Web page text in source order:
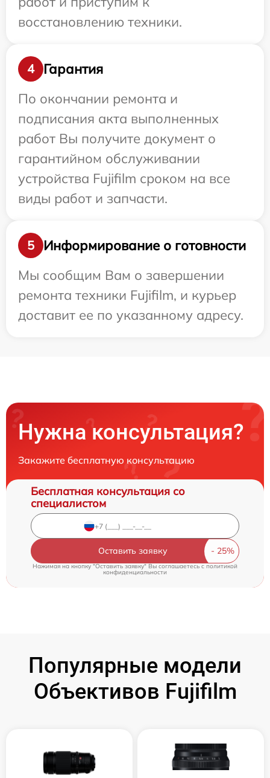
восстановлению техники.
4
Гарантия
По окончании ремонта и
подписания акта выполненных
работ Вы получите документ о
гарантийном обслуживании
устройства Fujifilm сроком на все
виды работ и запчасти.
5
Информирование о готовности
Мы сообщим Вам о завершении
ремонта техники Fujifilm, и курьер
доставит ее по указанному адресу.
Нужна консультация?
Закажите бесплатную консультацию
Бесплатная консультация со
специалистом
Оставить заявку
Нажимая на кнопку "Оставить заявку" Вы соглашаетесь c политикой
конфиденциальности
Популярные модели
Объективов Fujifilm